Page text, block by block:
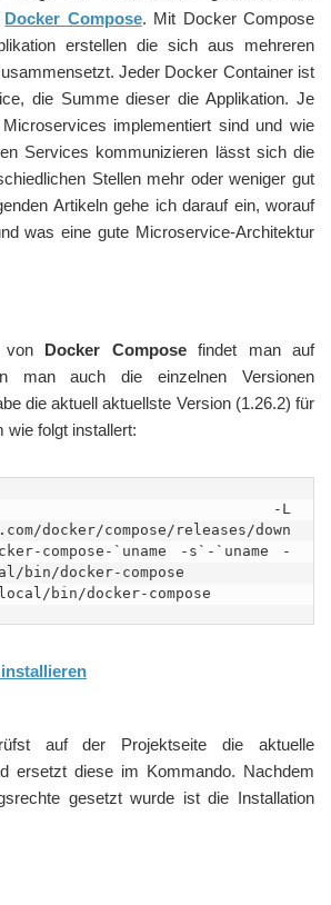
Docker Compose. Mit Docker Compose
erstellen die sich aus mehreren
Jeder Docker Container ist
die Summe dieser die Applikation. Je
implementiert sind und wie
Services kommunizieren lässt sich die
Stellen mehr oder weniger gut
Artikeln gehe ich darauf ein, worauf
was eine gute Microservice-Architektur
von Docker Composefindet man auf
man auch die einzelnen Versionen
die aktuell aktuellste Version (1.26.2) für
wie folgt installert:
-L
docker/compose/releases/down
compose-`uname -s`-`uname -
bin/docker-compose
bin/docker-compose
auf der Projektseite die aktuelle
ersetzt diese im Kommando. Nachdem
gesetzt wurde ist die Installation